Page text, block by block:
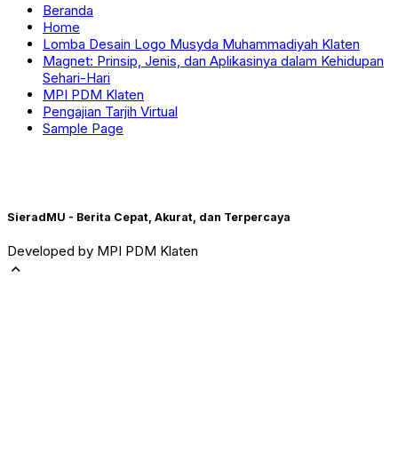
Beranda
Home
Lomba Desain Logo Musyda Muhammadiyah Klaten
Magnet: Prinsip, Jenis, dan Aplikasinya dalam Kehidupan
Sehari-Hari
MPI PDM Klaten
Pengajian Tarjih Virtual
Sample Page
SieradMU - Berita Cepat, Akurat, dan Terpercaya
Developed by MPI PDM Klaten
expand_less